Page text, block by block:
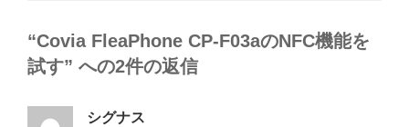
“Covia FleaPhone CP-F03aのNFC機能を
試す” への2件の返信
シグナス